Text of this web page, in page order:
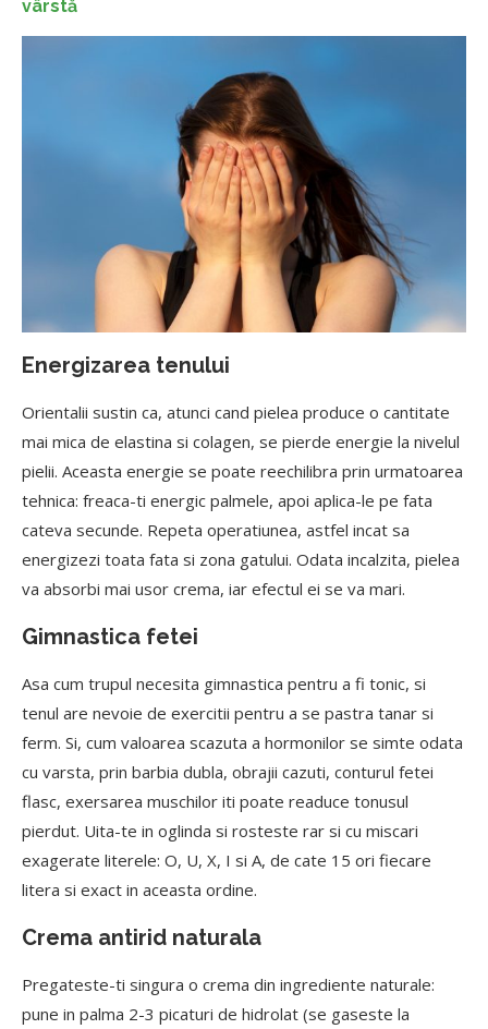
vârstă
Energizarea tenului
Orientalii sustin ca, atunci cand pielea produce o cantitate
mai mica de elastina si colagen, se pierde energie la nivelul
pielii. Aceasta energie se poate reechilibra prin urmatoarea
tehnica: freaca-ti energic palmele, apoi aplica-le pe fata
cateva secunde. Repeta operatiunea, astfel incat sa
energizezi toata fata si zona gatului. Odata incalzita, pielea
va absorbi mai usor crema, iar efectul ei se va mari.
Gimnastica fetei
Asa cum trupul necesita gimnastica pentru a fi tonic, si
tenul are nevoie de exercitii pentru a se pastra tanar si
ferm. Si, cum valoarea scazuta a hormonilor se simte odata
cu varsta, prin barbia dubla, obrajii cazuti, conturul fetei
flasc, exersarea muschilor iti poate readuce tonusul
pierdut. Uita-te in oglinda si rosteste rar si cu miscari
exagerate literele: O, U, X, I si A, de cate 15 ori fiecare
litera si exact in aceasta ordine.
Crema antirid naturala
Pregateste-ti singura o crema din ingrediente naturale:
pune in palma 2-3 picaturi de hidrolat (se gaseste la